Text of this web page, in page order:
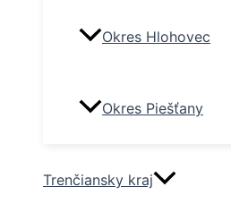
Okres Hlohovec
Okres Piešťany
Trenčiansky kraj